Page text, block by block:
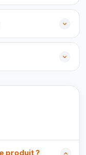
produit ?